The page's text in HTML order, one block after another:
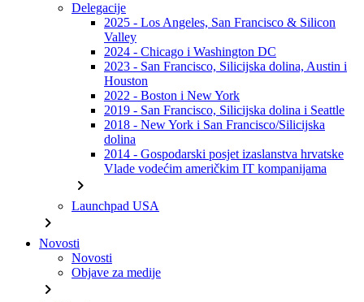
Delegacije
2025 - Los Angeles, San Francisco & Silicon
Valley
2024 - Chicago i Washington DC
2023 - San Francisco, Silicijska dolina, Austin i
Houston
2022 - Boston i New York
2019 - San Francisco, Silicijska dolina i Seattle
2018 - New York i San Francisco/Silicijska
dolina
2014 - Gospodarski posjet izaslanstva hrvatske
Vlade vodećim američkim IT kompanijama
chevron_right
Launchpad USA
chevron_right
Novosti
Novosti
Objave za medije
chevron_right